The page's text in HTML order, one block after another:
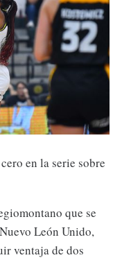
en la serie sobre
que se
León Unido,
ventaja de dos